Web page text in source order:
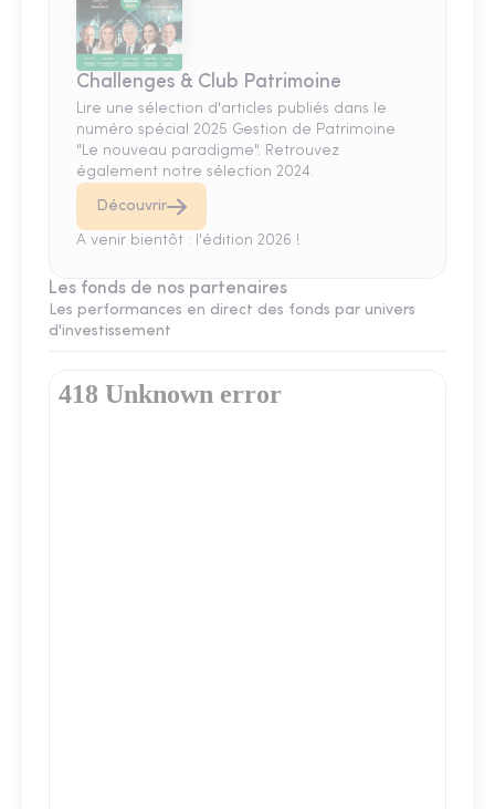
Challenges & Club Patrimoine
Lire une sélection d'articles publiés dans le
numéro spécial 2025 Gestion de Patrimoine
"Le nouveau paradigme". Retrouvez
également notre sélection 2024.
Découvrir
A venir bientôt : l'édition 2026 !
Les fonds de nos partenaires
Les performances en direct des fonds par univers
d'investissement